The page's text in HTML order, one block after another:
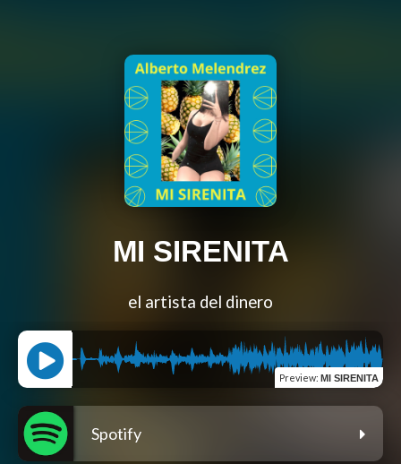
MI SIRENITA
el artista del dinero
Preview: MI SIRENITA
Spotify